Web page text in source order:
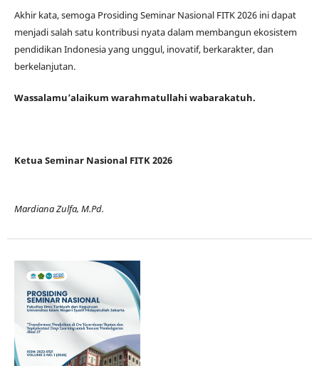
Akhir kata, semoga Prosiding Seminar Nasional FITK 2026 ini dapat
menjadi salah satu kontribusi nyata dalam membangun ekosistem
pendidikan Indonesia yang unggul, inovatif, berkarakter, dan
berkelanjutan.
Wassalamu’alaikum warahmatullahi wabarakatuh.
Ketua Seminar Nasional FITK 2026
Mardiana Zulfa, M.Pd.